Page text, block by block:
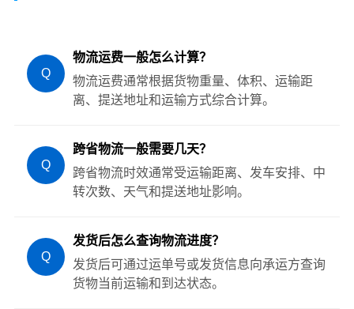
Q
物流运费一般怎么计算？
物流运费通常根据货物重量、体积、运输距
离、提送地址和运输方式综合计算。
Q
跨省物流一般需要几天？
跨省物流时效通常受运输距离、发车安排、中
转次数、天气和提送地址影响。
Q
发货后怎么查询物流进度？
发货后可通过运单号或发货信息向承运方查询
货物当前运输和到达状态。